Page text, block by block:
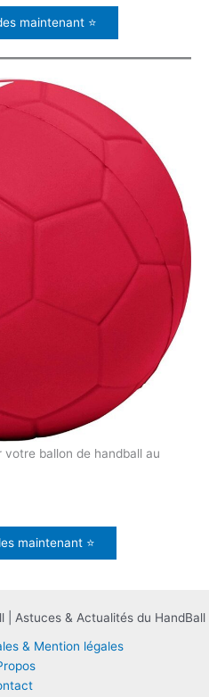
maintenant ⭐
ballon de handball au
maintenant ⭐
Astuces & Actualités du HandBall
& Mention légales